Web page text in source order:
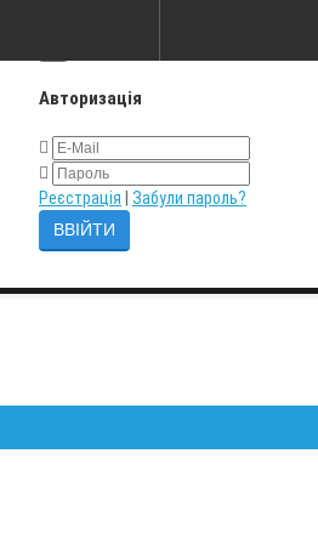
Авторизація
Реєстрація Забули пароль?